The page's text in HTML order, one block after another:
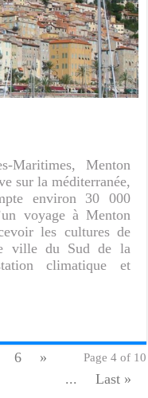
Maritimes, Menton
sur la méditerranée,
environ 30 000
voyage à Menton
les cultures de
ville du Sud de la
climatique et
Page 4 of 10
6
»
...
Last »